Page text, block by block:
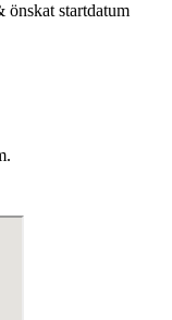
önskat startdatum